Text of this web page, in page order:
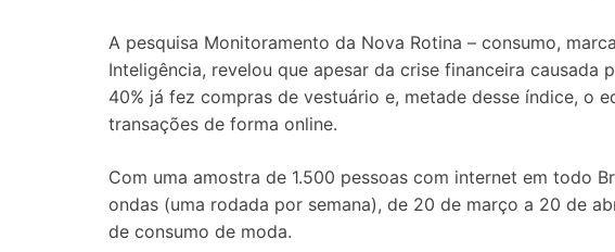
A pesquisa Monitoramento da Nova Rotina – consumo,
Inteligência, revelou que apesar da crise financeira causada
40% já fez compras de vestuário e, metade desse índice, o
transações de forma online.
Com uma amostra de 1.500 pessoas com internet em todo
ondas (uma rodada por semana), de 20 de março a 20 de
de consumo de moda.